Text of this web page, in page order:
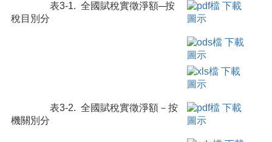
表3-1. 全國賦稅實徵淨額─按
稅目別分
表3-2. 全國賦稅實徵淨額－按
機關別分